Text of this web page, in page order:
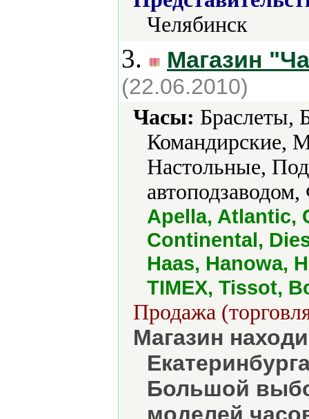
Челябинск
3. Магазин
(22.06.2010)
Часы: Браслеты,
Командирские,
Настольные,
Apella, Atlantic,
Continental,
Haas, Hanowa,
TIMEX, Tissot,
Продажа
Магазин
Большой